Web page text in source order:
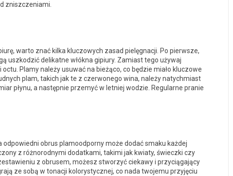
zniszczeniami.
warto znać kilka kluczowych zasad pielęgnacji. Po pierwsze,
uszkodzić delikatne włókna gipiury. Zamiast tego używaj
Plamy należy usuwać na bieżąco, co będzie miało kluczowe
plam, takich jak te z czerwonego wina, należy natychmiast
płynu, a następnie przemyć w letniej wodzie. Regularne pranie
obrus plamoodporny może dodać smaku każdej
z różnorodnymi dodatkami, takimi jak kwiaty, świeczki czy
z obrusem, możesz stworzyć ciekawy i przyciągający
ze sobą w tonacji kolorystycznej, co nada twojemu przyjęciu